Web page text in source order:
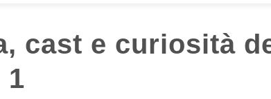
cast e curiosità
1